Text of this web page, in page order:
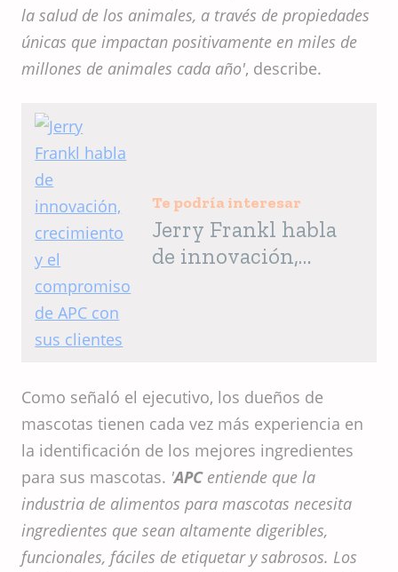
la salud de los animales, a través de propiedades
únicas que impactan positivamente en miles de
millones de animales cada año', describe.
Te podría interesar
Jerry Frankl habla
de innovación,
Como señaló el ejecutivo, los dueños de
mascotas tienen cada vez más experiencia en
la identificación de los mejores ingredientes
para sus mascotas. 'APCentiende que la
industria de alimentos para mascotas necesita
ingredientes que sean altamente digeribles,
funcionales, fáciles de etiquetar y sabrosos. Los